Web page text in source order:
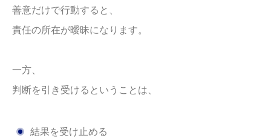
善意だけで行動すると、
責任の所在が曖昧になります。
一方、
判断を引き受けるということは、
結果を受け止める